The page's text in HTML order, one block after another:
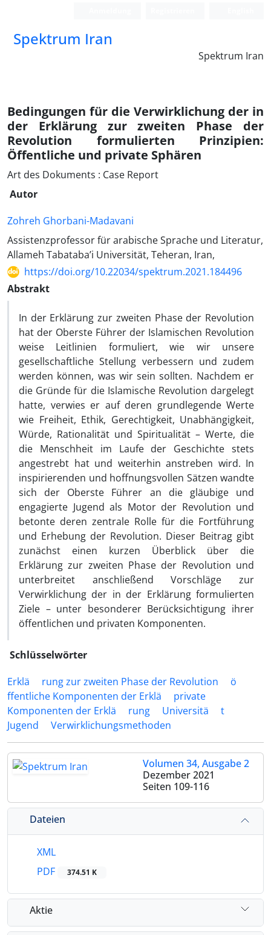
Spektrum Iran
Spektrum Iran
Bedingungen für die Verwirklichung der in
der Erklärung zur zweiten Phase der
Revolution formulierten Prinzipien:
Öffentliche und private Sphären
Art des Dokuments : Case Report
Autor
Zohreh Ghorbani-Madavani
Assistenzprofessor für arabische Sprache und Literatur,
Allameh Tabataba’i Universität, Teheran, Iran,
https://doi.org/10.22034/spektrum.2021.184496
Abstrakt
In der Erklärung zur zweiten Phase der Revolution
hat der Oberste Führer der Islamischen Revolution
weise Leitlinien formuliert, wie wir unsere
gesellschaftliche Stellung verbessern und zudem
werden können, was wir sein sollten. Nachdem er
die Gründe für die Islamische Revolution dargelegt
hatte, verwies er auf deren grundlegende Werte
wie Freiheit, Ethik, Gerechtigkeit, Unabhängigkeit,
Würde, Rationalität und Spiritualität – Werte, die
die Menschheit im Laufe der Geschichte stets
angestrebt hat und weiterhin anstreben wird. In
inspirierenden und hoffnungsvollen Sätzen wandte
sich der Oberste Führer an die gläubige und
engagierte Jugend als Motor der Revolution und
betonte deren zentrale Rolle für die Fortführung
und Erhebung der Revolution. Dieser Beitrag gibt
zunächst einen kurzen Überblick über die
Erklärung zur zweiten Phase der Revolution und
unterbreitet anschließend Vorschläge zur
Verwirklichung der in der Erklärung formulierten
Ziele – unter besonderer Berücksichtigung ihrer
öffentlichen und privaten Komponenten.
Schlüsselwörter
Erklä
rung zur zweiten Phase der Revolution
ö
ffentliche Komponenten der Erklä
private
Komponenten der Erklä
rung Universitä
t
Jugend
Verwirklichungsmethoden
Volumen 34, Ausgabe 2
Dezember 2021
Seiten 109-116
Dateien
XML
PDF
374.51 K
Aktie